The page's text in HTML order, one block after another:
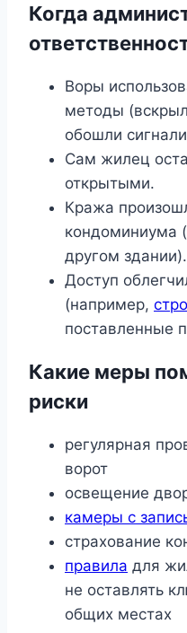
Когда
Воры
методы
обошли
Сам жилец
открытыми.
Кража
кондоминиума
другом здании).
Доступ
(например,
поставленные
Какие меры
риски
регулярная
ворот
освещение
камеры с
страхование
правила для
не оставлять
общих местах